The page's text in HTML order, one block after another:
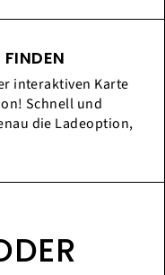
interaktiven Karte
Schnell und
die Ladeoption,